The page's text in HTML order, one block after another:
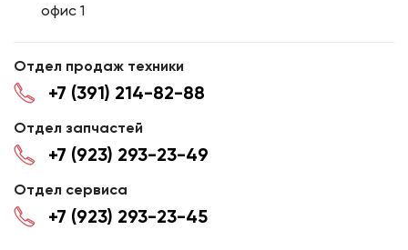
офис 1
Отдел продаж техники
+7 (391) 214-82-88
Отдел запчастей
+7 (923) 293-23-49
Отдел сервиса
+7 (923) 293-23-45